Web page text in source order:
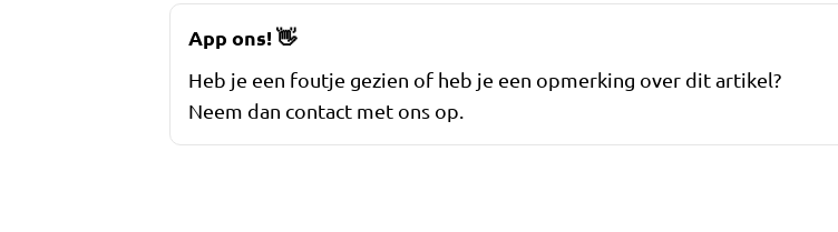
App ons!👋
Heb je een foutje gezien of heb je een opmerking over dit artikel?
Neem dan contact met ons op.